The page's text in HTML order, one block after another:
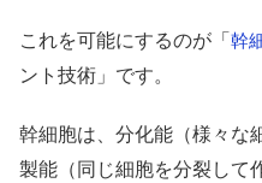
これを可能にするのが「幹
ント技術」です。
幹細胞は、分化能（様々な
製能（同じ細胞を分裂して